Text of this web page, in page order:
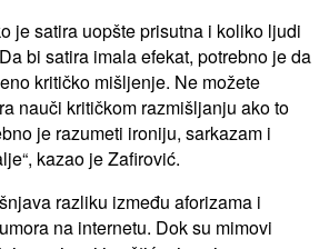
je satira uopšte prisutna i koliko ljudi
bi satira imala efekat, potrebno je da
kritičko mišljenje. Ne možete
nauči kritičkom razmišljanju ako to
je razumeti ironiju, sarkazam i
kazao je Zafirović.
razliku između aforizama i
na internetu. Dok su mimovi